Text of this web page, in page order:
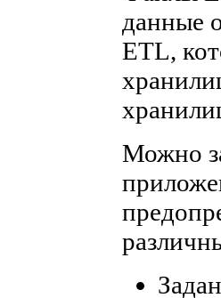
данные
ETL,
Можно